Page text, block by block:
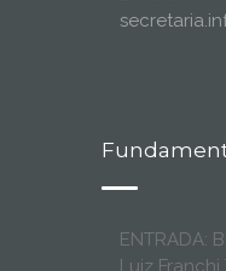
ENTRADA:
Luiz Franchi